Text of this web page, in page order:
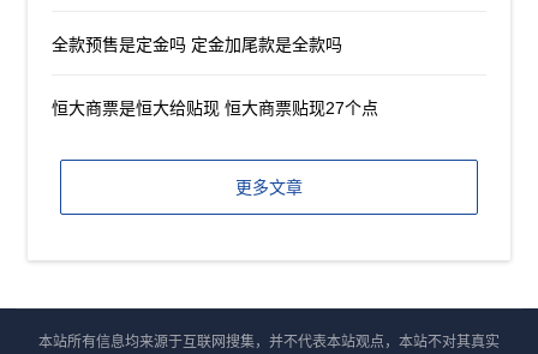
全款预售是定金吗 定金加尾款是全款吗
恒大商票是恒大给贴现 恒大商票贴现27个点
更多文章
本站所有信息均来源于互联网搜集，并不代表本站观点，本站不对其真实